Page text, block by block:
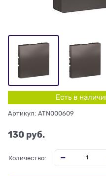
Есть в
Артикул: ATN000609
130 руб.
Количество: